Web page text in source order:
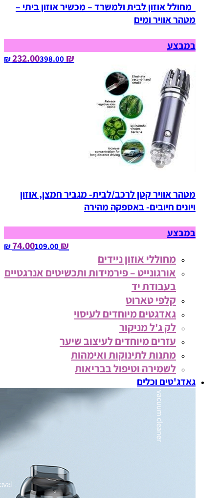
מחולל אוזון לבית ולמשרד – מכשיר אוזון ביתי –
מטהר אוויר ומים
במבצע
₪ 232.00
398.00‏ ₪
מטהר אוויר קטן לרכב/לבית- מגביר חמצן, אוזון
ויונים חיובים- באספקה מהירה
במבצע
₪ 74.00
109.00‏ ₪
מחוללי אוזון ניידים
אורגונייט – פירמידות ותכשיטים אנרגטיים
בעבודת יד
קלפי טארוט
גאדגטים מיוחדים לעיסוי
לק ג'ל מניקור
עזרים מיוחדים לעיצוב שיער
מתנות לתינוקות ואימהות
לשמירה וטיפול בבריאות
גאדג'טים וכלים